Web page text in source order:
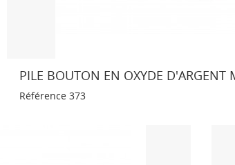
PILE BOUTON EN OXYDE D'ARGENT
Référence 373